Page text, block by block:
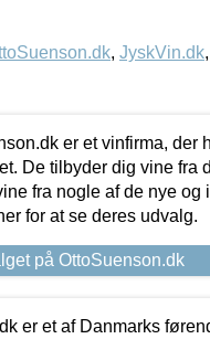
, JyskVin.dk,
er et vinfirma, der
De tilbyder dig vine fra
fra nogle af de nye og
for at se deres udvalg.
på OttoSuenson.dk
er et af Danmarks